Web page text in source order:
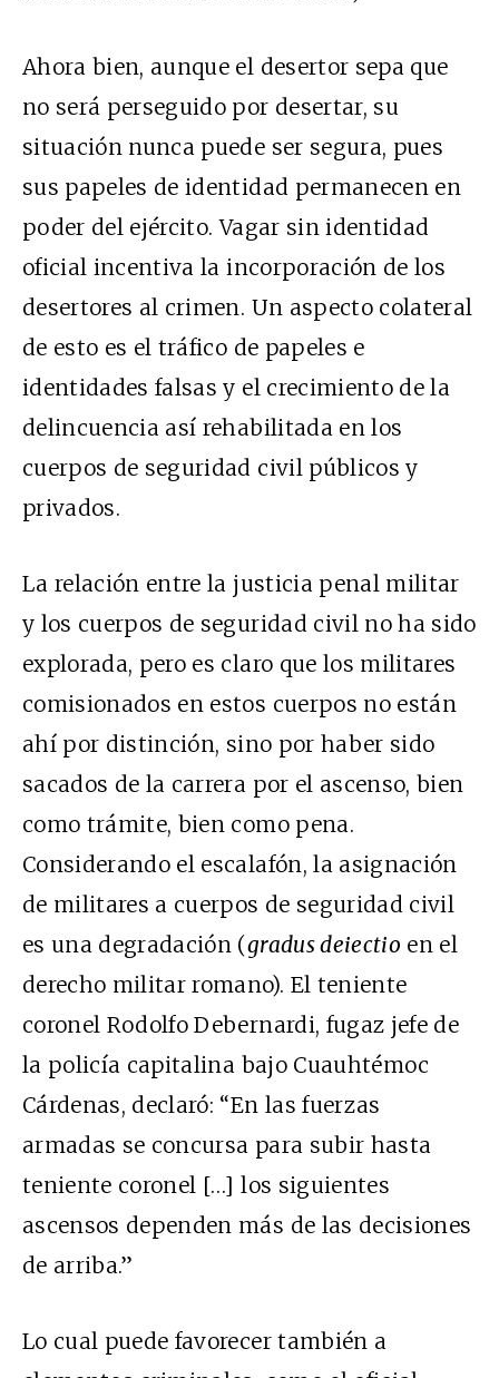
Ahora bien, aunque el desertor sepa que
no será perseguido por desertar, su
situación nunca puede ser segura, pues
sus papeles de identidad permanecen en
poder del ejército. Vagar sin identidad
oficial incentiva la incorporación de los
desertores al crimen. Un aspecto colateral
de esto es el tráfico de papeles e
identidades falsas y el crecimiento de la
delincuencia así rehabilitada en los
cuerpos de seguridad civil públicos y
privados.
La relación entre la justicia penal militar
y los cuerpos de seguridad civil no ha sido
explorada, pero es claro que los militares
comisionados en estos cuerpos no están
ahí por distinción, sino por haber sido
sacados de la carrera por el ascenso, bien
como trámite, bien como pena.
Considerando el escalafón, la asignación
de militares a cuerpos de seguridad civil
es una degradación (gradus deiectio en el
derecho militar romano). El teniente
coronel Rodolfo Debernardi, fugaz jefe de
la policía capitalina bajo Cuauhtémoc
Cárdenas, declaró: “En las fuerzas
armadas se concursa para subir hasta
teniente coronel […] los siguientes
ascensos dependen más de las decisiones
de arriba.”
Lo cual puede favorecer también a